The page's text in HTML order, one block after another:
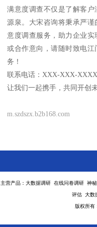
满意度调查不仅是了解客
源泉。大宋咨询将秉承严
意度调查服务，助力企业
或合作意向，请随时致电
务！
联系电话：XXX-XXX-XXXX
让我们一起携手，共同开创
m.szdszx.b2b168.com
主营产品：大数据调研 在线问卷调研 神
评估 大数
版权所有